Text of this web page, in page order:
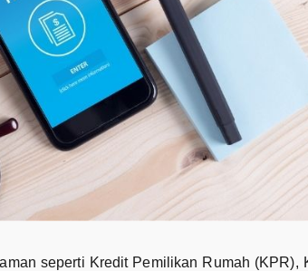
seperti Kredit Pemilikan Rumah (KPR),